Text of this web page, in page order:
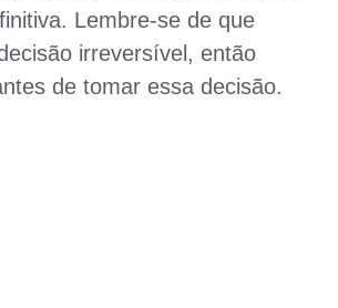
Lembre-se de que
irreversível, então
de tomar essa decisão.